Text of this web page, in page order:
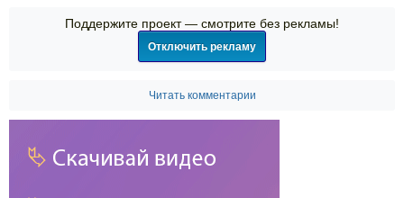
Поддержите проект — смотрите без рекламы!
Отключить рекламу
Читать комментарии